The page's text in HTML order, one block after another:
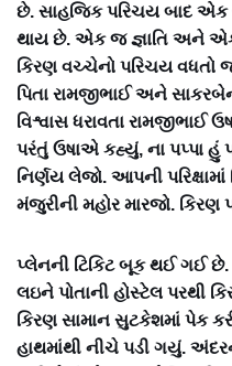
છે. સાહજિક પરિચય બાદ
થાય છે. એક જ જ્ઞાતિ અને એક
કિરણ વચ્ચેનો પરિચય વધતો
પિતા રામજીભાઈ અને
વિશ્વાસ ધરાવતા
પરંતું ઉષાએ કહ્યું, ના પપ્પા
નિર્ણય લેજો. આપની
મંજુરીની મહોર મારજો.
પ્લેનની ટિકિટ બૂક થઈ ગઈ છે.
લઇને પોતાની હોસ્ટેલ પરથી
કિરણ સામાન સુટકેશમાં પેક
હાથમાંથી નીચે પડી ગયું.